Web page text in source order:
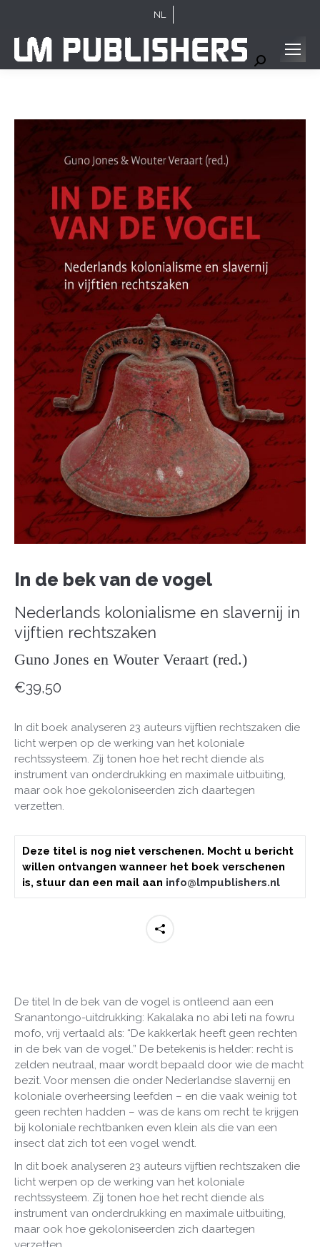
NL
Search:
In de bek van de vogel
Nederlands kolonialisme en slavernij in
vijftien rechtszaken
Guno Jones en Wouter Veraart (red.)
€39,50
In dit boek analyseren 23 auteurs vijftien rechtszaken die
licht werpen op de werking van het koloniale
rechtssysteem. Zij tonen hoe het recht diende als
instrument van onderdrukking en maximale uitbuiting,
maar ook hoe gekoloniseerden zich daartegen
verzetten.
Deze titel is nog niet verschenen. Mocht u bericht
willen ontvangen wanneer het boek verschenen
is, stuur dan een mail aan info@lmpublishers.nl
De titel In de bek van de vogel is ontleend aan een
Sranantongo-uitdrukking: Kakalaka no abi leti na fowru
mofo, vrij vertaald als: “De kakkerlak heeft geen rechten
in de bek van de vogel.” De betekenis is helder: recht is
zelden neutraal, maar wordt bepaald door wie de macht
bezit. Voor mensen die onder Nederlandse slavernij en
koloniale overheersing leefden – en die vaak weinig tot
geen rechten hadden – was de kans om recht te krijgen
bij koloniale rechtbanken even klein als die van een
insect dat zich tot een vogel wendt.
In dit boek analyseren 23 auteurs vijftien rechtszaken die
licht werpen op de werking van het koloniale
rechtssysteem. Zij tonen hoe het recht diende als
instrument van onderdrukking en maximale uitbuiting,
maar ook hoe gekoloniseerden zich daartegen